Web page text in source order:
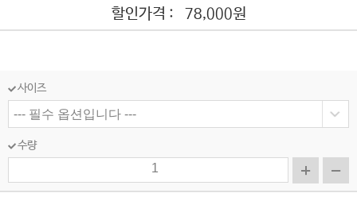
할인가격 : 78,000원
사이즈
수량